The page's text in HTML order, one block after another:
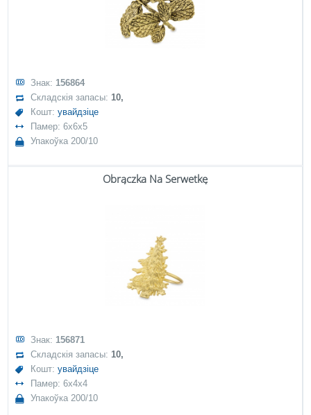
Знак: 156864
Складскія запасы:10,
Кошт:увайдзіце
Памер: 6x6x5
Упакоўка 200/10
Obrączka Na Serwetkę
Знак: 156871
Складскія запасы:10,
Кошт:увайдзіце
Памер: 6x4x4
Упакоўка 200/10